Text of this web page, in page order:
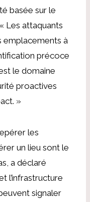
basée sur le
Les attaquants
emplacements à
précoce
le domaine
proactives
»
les
un lieu sont le
a déclaré
l’infrastructure
signaler